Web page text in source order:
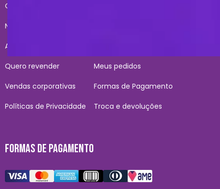
Conheça a gente
Nossas lojas
Acesso lojista
Quero revender
Vendas corporativas
Políticas de Privacidade
Meus pedidos
Formas de Pagamento
Troca e devoluções
FORMAS DE PAGAMENTO